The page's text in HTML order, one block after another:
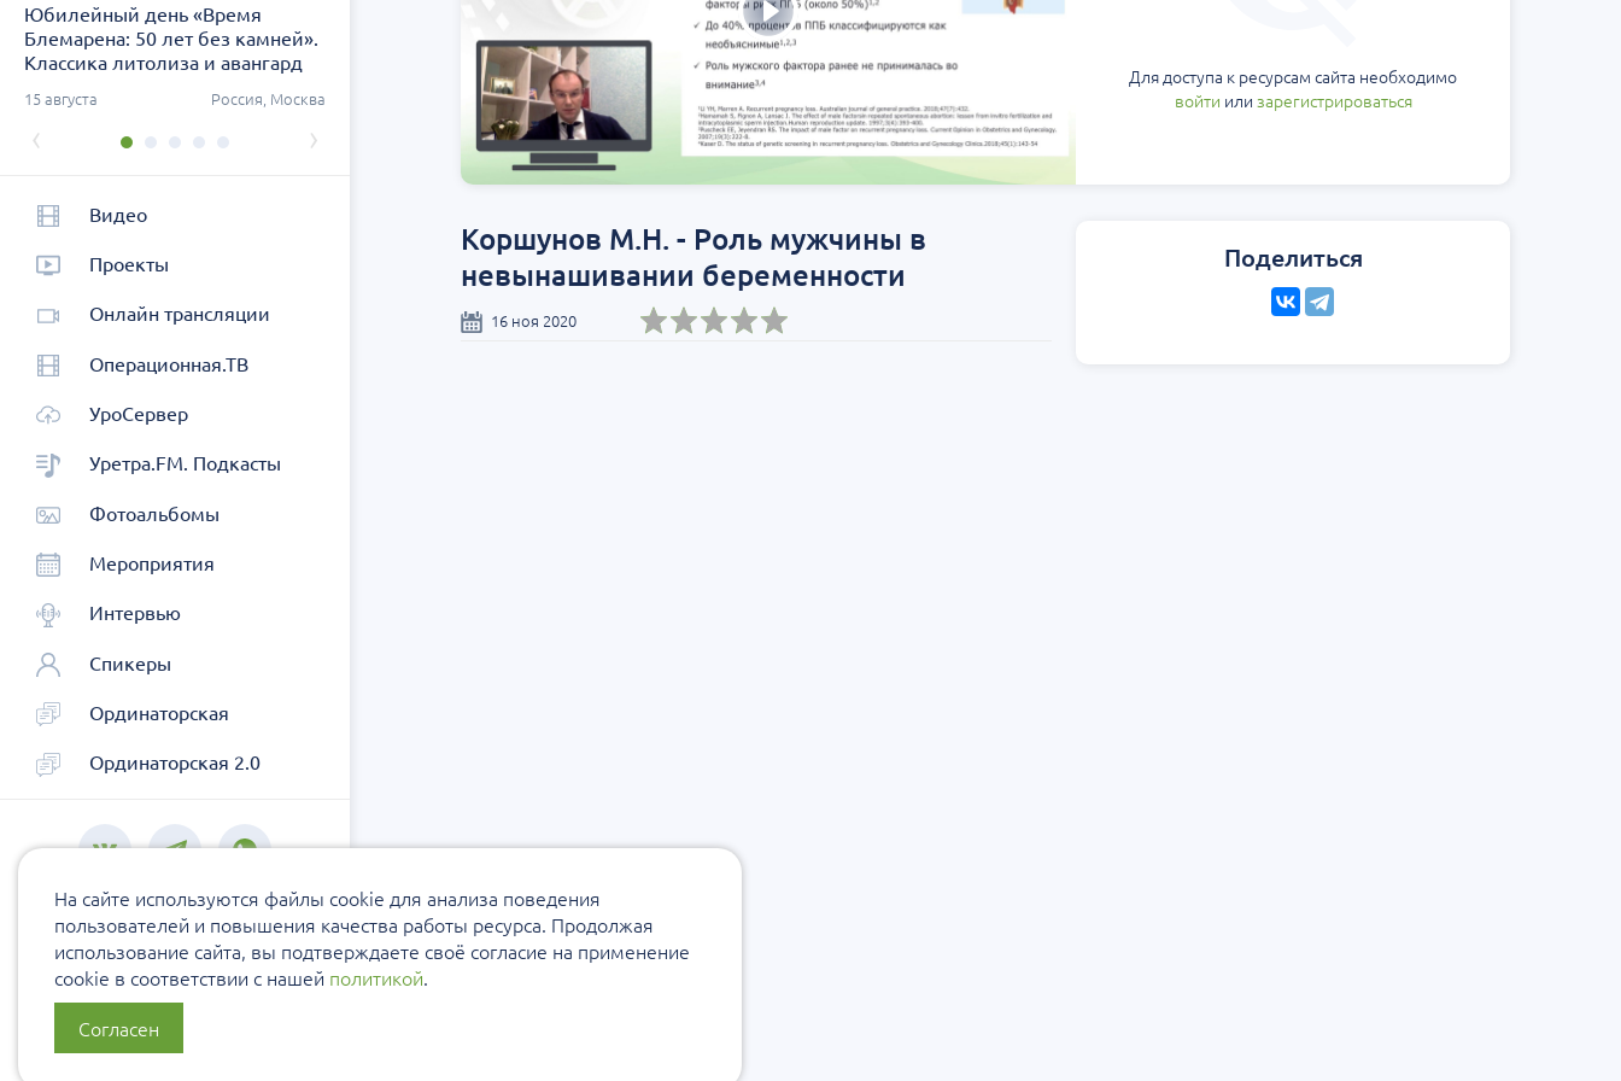
Юбилейный день «Время
Блемарена: 50 лет без камней».
Классика литолиза и авангард
Россия, Москва
15 августа
СЗФО. Актуальные вопросы
Россия, Санкт-Петербург
Научно-практическая
региональная интернет-
конференция «УроМикс»
28 августа
Научно-практическая
конференция «Урология на 360°.
Экосистема в частной
Россия, Москва Россия, Екатеринбург
07 сентября
‹ ›
Видео
Проекты
Онлайн трансляции
Операционная.ТВ
УроСервер
Уретра.FM. Подкасты
Фотоальбомы
Мероприятия
Интервью
Спикеры
Ординаторская
Ординаторская 2.0
Для доступа к ресурсам сайта необходимо
войти или зарегистрироваться
Поделиться
Коршунов М.Н. - Роль мужчины в
невынашивании беременности
16 ноя 2020
На сайте используются файлы cookie для анализа поведения
пользователей и повышения качества работы ресурса. Продолжая
использование сайта, вы подтверждаете своё согласие на применение
cookie в соответствии с нашей политикой.
Согласен